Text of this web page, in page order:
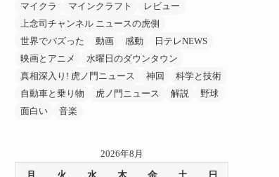
マイクラ
マインクラフト
レビュー
上念司チャンネル ニュースの虎側
世界でバズった
動画 感動
日テレNEWS
映画とアニメ
水曜日のダウンタウン
真相深入り! 虎ノ門ニュース
神回
科学と技術
自動車と乗り物
虎ノ門ニュース 解説
野球
面白い
音楽
2026年8月